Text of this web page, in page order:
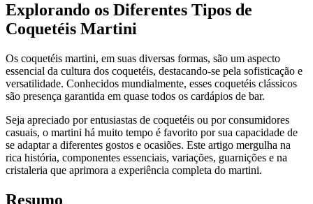
Explorando os Diferentes Tipos de
Coquetéis Martini
Os coquetéis martini, em suas diversas formas, são um aspecto
essencial da cultura dos coquetéis, destacando-se pela sofisticação e
versatilidade. Conhecidos mundialmente, esses coquetéis clássicos
são presença garantida em quase todos os cardápios de bar.
Seja apreciado por entusiastas de coquetéis ou por consumidores
casuais, o martini há muito tempo é favorito por sua capacidade de
se adaptar a diferentes gostos e ocasiões. Este artigo mergulha na
rica história, componentes essenciais, variações, guarnições e na
cristaleria que aprimora a experiência completa do martini.
Resumo